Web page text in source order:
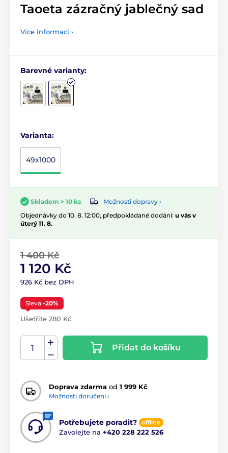
Taoeta zázračný jablečný sad
Více informací ›
Barevné varianty:
Varianta:
49x1000
Skladem > 10 ks
Možnosti dopravy ›
Objednávky do 10. 8. 12:00, předpokládané dodání: u vás v
úterý 11. 8.
1 400 Kč
1 120 Kč
926 Kč bez DPH
Sleva -20%
Ušetříte 280 Kč
Přidat do košíku
Doprava zdarma od 1 999 Kč
Možnosti doručení ›
Potřebujete poradit? offline
Zavolejte na +420 228 222 526